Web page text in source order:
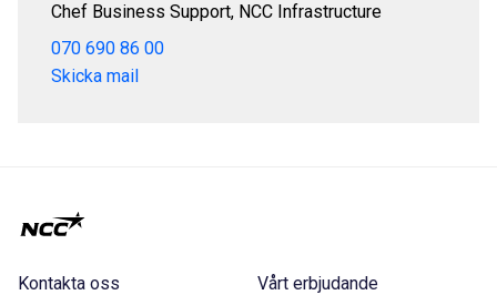
Chef Business Support, NCC Infrastructure
070 690 86 00
Skicka mail
Kontakta oss Vårt erbjudande